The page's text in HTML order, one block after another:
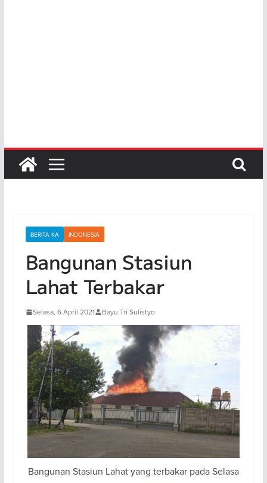
BERITA KA INDONESIA
Bangunan Stasiun
Lahat Terbakar
Selasa, 6 April 2021 Bayu Tri Sulistyo
Bangunan Stasiun Lahat yang terbakar pada Selasa